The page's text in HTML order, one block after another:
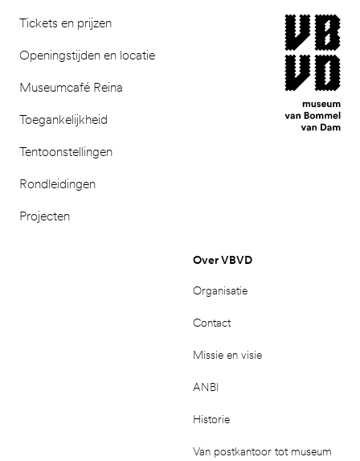
Tickets en prijzen
Openingstijden en locatie
Museumcafé Reina
Toegankelijkheid
Tentoonstellingen
Rondleidingen
Projecten
museum van
Over VBVD
Organisatie
Contact
Missie en visie
ANBI
Historie
Van postkantoor tot museum